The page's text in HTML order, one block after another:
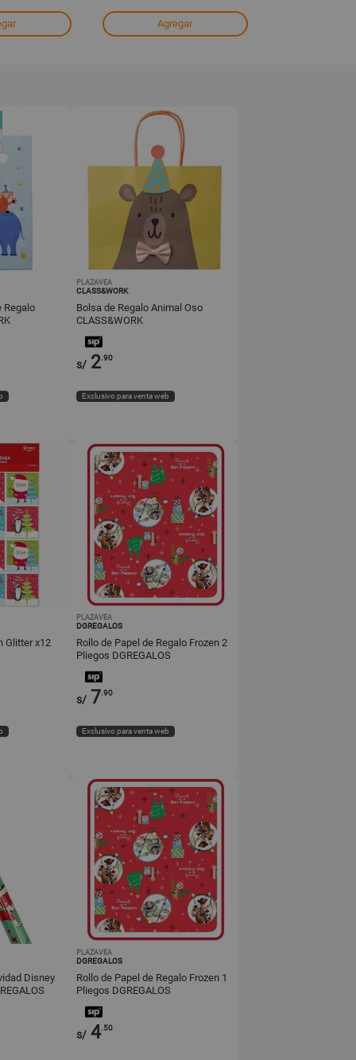
Agregar
Regalo
PLAZAVEA
CLASS&WORK
Bolsa de Regalo Animal Oso
CLASS&WORK
s/ 2.90
Exclusivo para venta web
Glitter x12
PLAZAVEA
DGREGALOS
Rollo de Papel de Regalo Frozen 2
Pliegos DGREGALOS
s/ 7.90
Exclusivo para venta web
Disney
PLAZAVEA
DGREGALOS
Rollo de Papel de Regalo Frozen 1
Pliegos DGREGALOS
s/ 4.50